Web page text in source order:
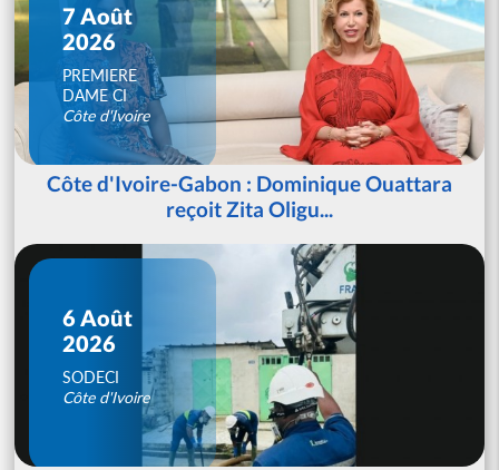
7 Août
2026
PREMIERE
DAME CI
Côte d'Ivoire
Côte d'Ivoire-Gabon : Dominique Ouattara
reçoit Zita Oligu...
6 Août
2026
SODECI
Côte d'Ivoire